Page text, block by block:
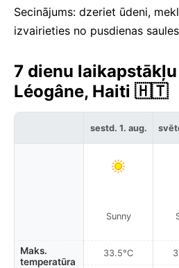
Secinājums: dzeriet ūdeni,
izvairieties no pusdienas
7 dienu
Léogâne, Haiti 🇭🇹
Maks.
temperatūra
sestd. 1. aug.
Sunny
33.5°C